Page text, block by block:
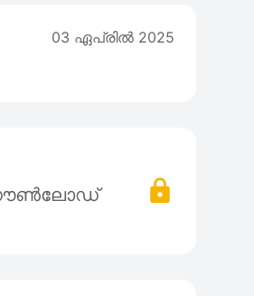
03 ഏപ്രില്‍ 2025
ഡൌൺലോഡ്